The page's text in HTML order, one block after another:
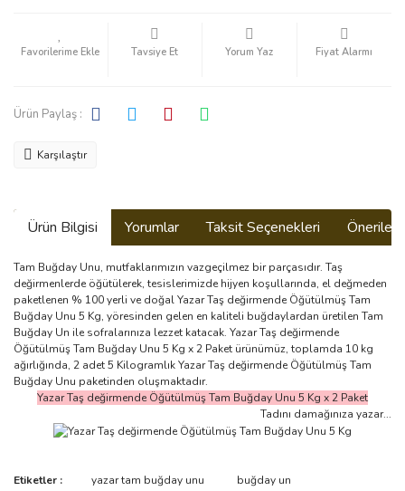
Tavsiye Et Yorum Yaz Fiyat Alarmı
Ürün Paylaş :
Karşılaştır
Ürün Bilgisi Yorumlar Taksit Seçenekleri
Tam Buğday Unu, mutfaklarımızın vazgeçilmez bir parçasıdır. Taş
değirmenlerde öğütülerek, tesislerimizde hijyen koşullarında, el değmeden
paketlenen % 100 yerli ve doğal Yazar Taş değirmende Öğütülmüş Tam
Buğday Unu 5 Kg, yöresinden gelen en kaliteli buğdaylardan üretilen Tam
Buğday Un ile sofralarınıza lezzet katacak. Yazar Taş değirmende
Öğütülmüş Tam Buğday Unu 5 Kg x 2 Paket ürünümüz, toplamda 10 kg
ağırlığında, 2 adet 5 Kilogramlık Yazar Taş değirmende Öğütülmüş Tam
Buğday Unu paketinden oluşmaktadır.
Yazar Taş değirmende Öğütülmüş Tam Buğday Unu 5 Kg x 2 Paket
Tadını damağınıza yazar...
Bu ürünün fiyat bilgisi, resim, ürün açıklamalarında ve diğer
Etiketler : yazar tam buğday unu
buğday un